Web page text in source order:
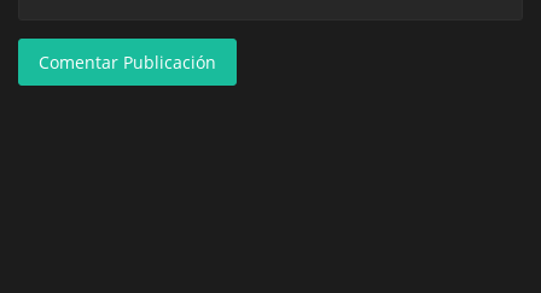
Comentar Publicación